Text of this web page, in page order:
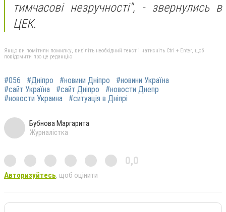
тимчасові незручності", - звернулись в
ЦЕК.
Якщо ви помітили помилку, виділіть необхідний текст і натисніть Ctrl + Enter, щоб
повідомити про це редакцію
#056 #Дніпро #новини Дніпро
#новини Україна
#сайт Україна
#сайт Дніпро
#новости Днепр
#новости Украина
#ситуація в Дніпрі
Бубнова Маргарита
Журналістка
0,0
Авторизуйтесь, щоб оцінити